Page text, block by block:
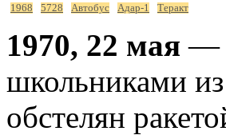
1968 5728 Автобус Адар-1 Теракт
1970, 22 мая —
школьниками
обстелян